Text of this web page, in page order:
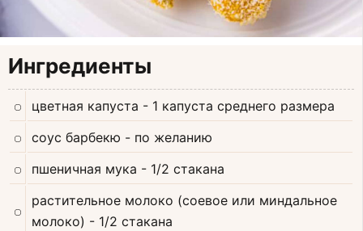
Ингредиенты
цветная капуста - 1 капуста среднего размера
соус барбекю - по желанию
пшеничная мука - 1/2 стакана
растительное молоко (соевое или миндальное
молоко) - 1/2 стакана